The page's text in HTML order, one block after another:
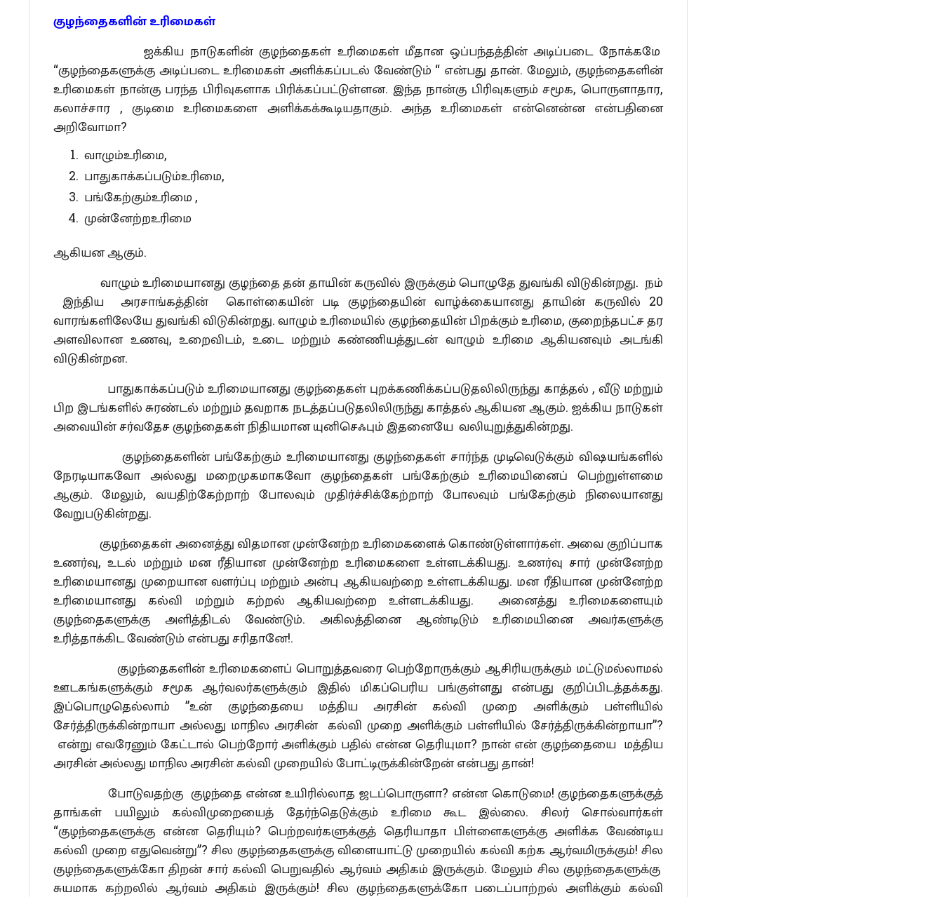
குழந்தைகளின் உரிமைகள்
ஐக்கிய நாடுகளின் குழந்தைகள் உரிமைகள் மீதான ஒப்பந்தத்தின் அடிப்படை நோக்கமே
“குழந்தைகளுக்கு அடிப்படை உரிமைகள் அளிக்கப்படல் வேண்டும் “ என்பது தான். மேலும், குழந்தைகளின்
உரிமைகள் நான்கு பரந்த பிரிவுகளாக பிரிக்கப்பட்டுள்ளன. இந்த நான்கு பிரிவுகளும் சமூக, பொருளாதார,
கலாச்சார , குடிமை உரிமைகளை அளிக்கக்கூடியதாகும். அந்த உரிமைகள் என்னென்ன என்பதினை
அறிவோமா?
வாழும்உரிமை,
பாதுகாக்கப்படும்உரிமை,
பங்கேற்கும்உரிமை ,
முன்னேற்றஉரிமை
ஆகியன ஆகும்.
வாழும் உரிமையானது குழந்தை தன் தாயின் கருவில் இருக்கும் பொழுதே துவங்கி விடுகின்றது. நம்
இந்திய அரசாங்கத்தின் கொள்கையின் படி குழந்தையின் வாழ்க்கையானது தாயின் கருவில் 20
வாரங்களிலேயே துவங்கி விடுகின்றது. வாழும் உரிமையில் குழந்தையின் பிறக்கும் உரிமை, குறைந்தபட்ச தர
அளவிலான உணவு, உறைவிடம், உடை மற்றும் கண்ணியத்துடன் வாழும் உரிமை ஆகியனவும் அடங்கி
விடுகின்றன.
பாதுகாக்கப்படும் உரிமையானது குழந்தைகள் புறக்கணிக்கப்படுதலிலிருந்து காத்தல் , வீடு மற்றும்
பிற இடங்களில் சுரண்டல் மற்றும் தவறாக நடத்தப்படுதலிலிருந்து காத்தல் ஆகியன ஆகும். ஐக்கிய நாடுகள்
அவையின் சர்வதேச குழந்தைகள் நிதியமான யுனிசெஃபும் இதனையே வலியுறுத்துகின்றது.
குழந்தைகளின் பங்கேற்கும் உரிமையானது குழந்தைகள் சார்ந்த முடிவெடுக்கும் விஷயங்களில்
நேரடியாகவோ அல்லது மறைமுகமாகவோ குழந்தைகள் பங்கேற்கும் உரிமையினைப் பெற்றுள்ளமை
ஆகும். மேலும், வயதிற்கேற்றாற் போலவும் முதிர்ச்சிக்கேற்றாற் போலவும் பங்கேற்கும் நிலையானது
வேறுபடுகின்றது.
குழந்தைகள் அனைத்து விதமான முன்னேற்ற உரிமைகளைக் கொண்டுள்ளார்கள். அவை குறிப்பாக
உணர்வு, உடல் மற்றும் மன ரீதியான முன்னேற்ற உரிமைகளை உள்ளடக்கியது. உணர்வு சார் முன்னேற்ற
உரிமையானது முறையான வளர்ப்பு மற்றும் அன்பு ஆகியவற்றை உள்ளடக்கியது. மன ரீதியான முன்னேற்ற
உரிமையானது கல்வி மற்றும் கற்றல் ஆகியவற்றை உள்ளடக்கியது. அனைத்து உரிமைகளையும்
குழந்தைகளுக்கு அளித்திடல் வேண்டும். அகிலத்தினை ஆண்டிடும் உரிமையினை அவர்களுக்கு
உரித்தாக்கிட வேண்டும் என்பது சரிதானே!.
குழந்தைகளின் உரிமைகளைப் பொறுத்தவரை பெற்றோருக்கும் ஆசிரியருக்கும் மட்டுமல்லாமல்
ஊடகங்களுக்கும் சமூக ஆர்வலர்களுக்கும் இதில் மிகப்பெரிய பங்குள்ளது என்பது குறிப்பிடத்தக்கது.
இப்பொழுதெல்லாம் ”உன் குழந்தையை மத்திய அரசின் கல்வி முறை அளிக்கும் பள்ளியில்
சேர்த்திருக்கின்றாயா அல்லது மாநில அரசின் கல்வி முறை அளிக்கும் பள்ளியில் சேர்த்திருக்கின்றாயா”?
என்று எவரேனும் கேட்டால் பெற்றோர் அளிக்கும் பதில் என்ன தெரியுமா? நான் என் குழந்தையை மத்திய
அரசின் அல்லது மாநில அரசின் கல்வி முறையில் போட்டிருக்கின்றேன் என்பது தான்!
போடுவதற்கு குழந்தை என்ன உயிரில்லாத ஜடப்பொருளா? என்ன கொடுமை! குழந்தைகளுக்குத்
தாங்கள் பயிலும் கல்விமுறையைத் தேர்ந்தெடுக்கும் உரிமை கூட இல்லை. சிலர் சொல்வார்கள்
“குழந்தைகளுக்கு என்ன தெரியும்? பெற்றவர்களுக்குத் தெரியாதா பிள்ளைகளுக்கு அளிக்க வேண்டிய
கல்வி முறை எதுவென்று”? சில குழந்தைகளுக்கு விளையாட்டு முறையில் கல்வி கற்க ஆர்வமிருக்கும்! சில
குழந்தைகளுக்கோ திறன் சார் கல்வி பெறுவதில் ஆர்வம் அதிகம் இருக்கும். மேலும் சில குழந்தைகளுக்கு
சுயமாக கற்றலில் ஆர்வம் அதிகம் இருக்கும்! சில குழந்தைகளுக்கோ படைப்பாற்றல் அளிக்கும் கல்வி